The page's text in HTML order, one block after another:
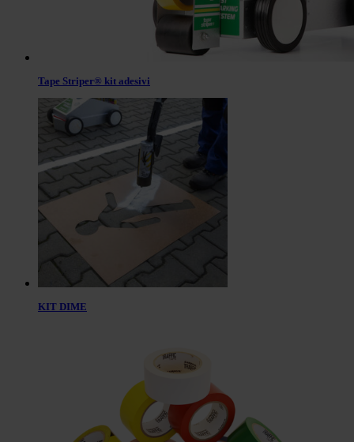
Tape Striper® kit adesivi
KIT DIME